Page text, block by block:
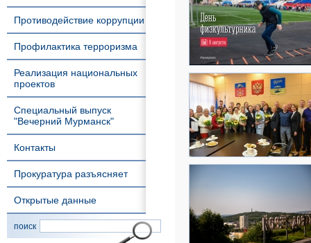
Противодействие коррупции
Профилактика терроризма
Реализация национальных
проектов
Специальный выпуск
"Вечерний Мурманск"
Контакты
Прокуратура разъясняет
Открытые данные
поиск